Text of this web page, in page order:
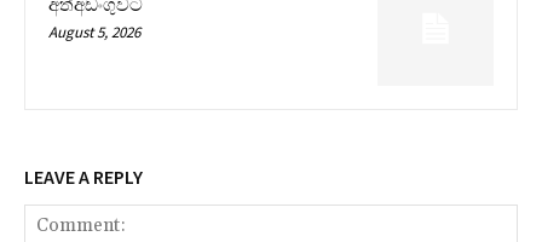
අත්අඩංගුවට
August 5, 2026
LEAVE A REPLY